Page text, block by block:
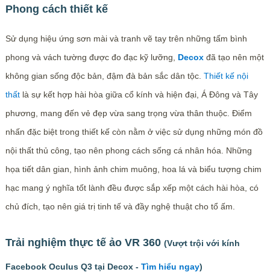
Phong cách thiết kế
Sử dụng hiệu ứng sơn mài và tranh vẽ tay trên những tấm bình
phong và vách tường được đo đạc kỹ lưỡng, Decoxđã tạo nên một
không gian sống độc bản, đậm đà bản sắc dân tộc. Thiết kế nội
thấtlà sự kết hợp hài hòa giữa cổ kính và hiện đại, Á Đông và Tây
phương, mang đến vẻ đẹp vừa sang trọng vừa thân thuộc. Điểm
nhấn đặc biệt trong thiết kế còn nằm ở việc sử dụng những món đồ
nội thất thủ công, tạo nên phong cách sống cá nhân hóa. Những
họa tiết dân gian, hình ảnh chim muông, hoa lá và biểu tượng chim
hạc mang ý nghĩa tốt lành đều được sắp xếp một cách hài hòa, có
chủ đích, tạo nên giá trị tinh tế và đầy nghệ thuật cho tổ ấm.
Trải nghiệm thực tế ảo VR 360 (Vượt trội với kính
Facebook Oculus Q3 tại Decox - Tìm hiểu ngay)